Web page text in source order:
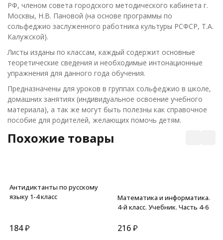
РФ, членом совета городского методического кабинета г.
Москвы, Н.В. Пановой (на основе программы по
сольфеджио заслуженного работника культуры РСФСР, Т.А.
Калужской).
Листы изданы по классам, каждый содержит основные
теоретические сведения и необходимые интонационные
упражнения для данного года обучения.
Предназначены для уроков в группах сольфеджио в школе,
домашних занятиях (индивидуальное освоение учебного
материала), а так же могут быть полезны как справочное
пособие для родителей, желающих помочь детям.
Похожие товары
Антидиктанты по русскому
языку 1-4 класс
184₽
Математика и информатика.
4-й класс. Учебник. Часть 4-6
216 ₽